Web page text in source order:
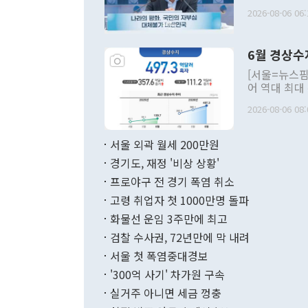
발언 중에는
주의적 희망
관의 대북
관 부처 장
관의 무리한
다. [정동영 통일부 장관이 지난달 23일 오후 서울 종로구 정부서울청사에
무너졌다고
함께 4자 대
2026-08-06
6월 경상
[서울=뉴스
어 역대 최
료=한국은행] 한국은행이 6일 발표한 '2026년 6월 국제수지(잠정)'
며 월간 기
196.9% 급
수출은
2026-08-06
서울 외곽 월세 200만원
경기도, 재정 '비상 상황'
프로야구 전 경기 폭염 취소
고령 취업자 첫 1000만명 돌파
화물선 운임 3주만에 최고
검찰 수사권, 72년만에 막 내려
서울 첫 폭염중대경보
'300억 사기' 차가원 구속
실거주 아니면 세금 껑충